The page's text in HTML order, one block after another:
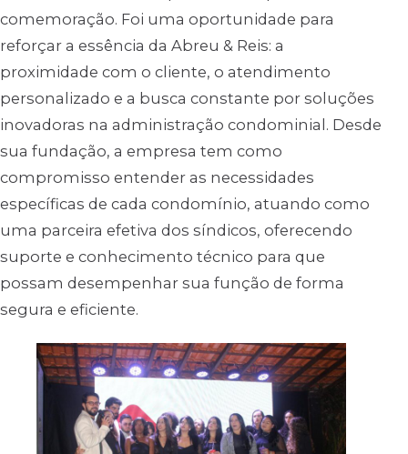
comemoração. Foi uma oportunidade para
reforçar a essência da Abreu & Reis: a
proximidade com o cliente, o atendimento
personalizado e a busca constante por soluções
inovadoras na administração condominial. Desde
sua fundação, a empresa tem como
compromisso entender as necessidades
específicas de cada condomínio, atuando como
uma parceira efetiva dos síndicos, oferecendo
suporte e conhecimento técnico para que
possam desempenhar sua função de forma
segura e eficiente.